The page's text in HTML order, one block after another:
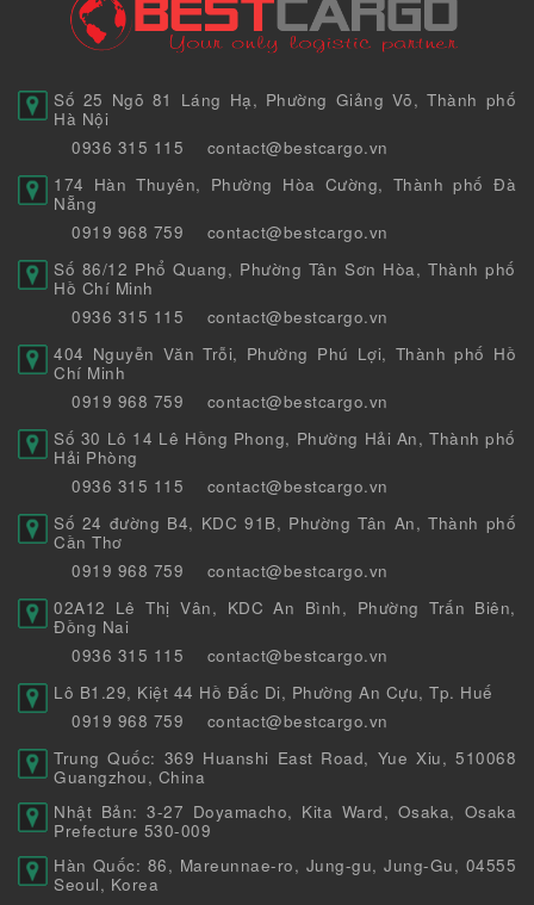
Số 25 Ngõ 81 Láng Hạ, Phường Giảng Võ, Thành phố
Hà Nội
0936 315 115
contact@bestcargo.vn
174 Hàn Thuyên, Phường Hòa Cường, Thành phố Đà
Nẵng
0919 968 759
contact@bestcargo.vn
Số 86/12 Phổ Quang, Phường Tân Sơn Hòa, Thành phố
Hồ Chí Minh
0936 315 115
contact@bestcargo.vn
404 Nguyễn Văn Trỗi, Phường Phú Lợi, Thành phố Hồ
Chí Minh
0919 968 759
contact@bestcargo.vn
Số 30 Lô 14 Lê Hồng Phong, Phường Hải An, Thành phố
Hải Phòng
0936 315 115
contact@bestcargo.vn
Số 24 đường B4, KDC 91B, Phường Tân An, Thành phố
Cần Thơ
0919 968 759
contact@bestcargo.vn
02A12 Lê Thị Vân, KDC An Bình, Phường Trấn Biên,
Đồng Nai
0936 315 115
contact@bestcargo.vn
Lô B1.29, Kiệt 44 Hồ Đắc Di, Phường An Cựu, Tp. Huế
0919 968 759
contact@bestcargo.vn
Trung Quốc: 369 Huanshi East Road, Yue Xiu, 510068
Guangzhou, China
Nhật Bản: 3-27 Doyamacho, Kita Ward, Osaka, Osaka
Prefecture 530-009
Hàn Quốc: 86, Mareunnae-ro, Jung-gu, Jung-Gu, 04555
Seoul, Korea